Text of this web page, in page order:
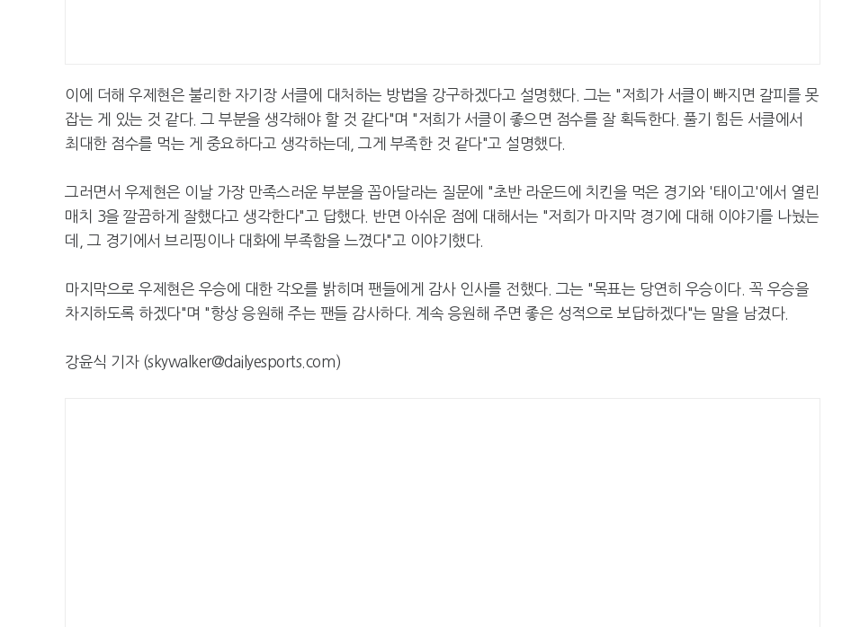
이에 더해 우제현은 불리한 자기장 서클에 대처하는 방법을 강구하겠다고 설명했다. 그는 "저희가 서클이 빠지면 갈피를 못
잡는 게 있는 것 같다. 그 부분을 생각해야 할 것 같다"며 "저희가 서클이 좋으면 점수를 잘 획득한다. 풀기 힘든 서클에서
최대한 점수를 먹는 게 중요하다고 생각하는데, 그게 부족한 것 같다"고 설명했다.
그러면서 우제현은 이날 가장 만족스러운 부분을 꼽아달라는 질문에 "초반 라운드에 치킨을 먹은 경기와 '태이고'에서 열린
매치 3을 깔끔하게 잘했다고 생각한다"고 답했다. 반면 아쉬운 점에 대해서는 "저희가 마지막 경기에 대해 이야기를 나눴는
데, 그 경기에서 브리핑이나 대화에 부족함을 느꼈다"고 이야기했다.
마지막으로 우제현은 우승에 대한 각오를 밝히며 팬들에게 감사 인사를 전했다. 그는 "목표는 당연히 우승이다. 꼭 우승을
차지하도록 하겠다"며 "항상 응원해 주는 팬들 감사하다. 계속 응원해 주면 좋은 성적으로 보답하겠다"는 말을 남겼다.
강윤식 기자 (skywalker@dailyesports.com)